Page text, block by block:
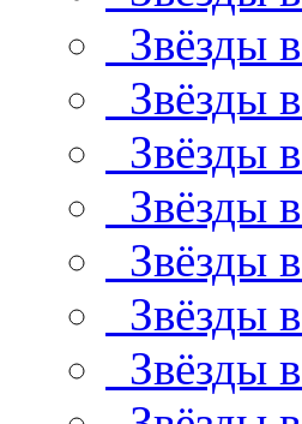
Звёзды
Звёзды
Звёзды
Звёзды
Звёзды
Звёзды
Звёзды